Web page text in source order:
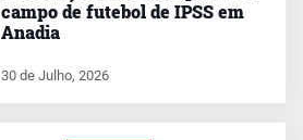
campo de futebol de IPSS em
Anadia
30 de Julho, 2026